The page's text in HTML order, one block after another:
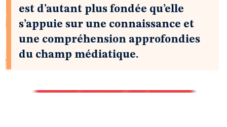
est d’autant plus fondée qu’elle
s’appuie sur une connaissance et
une compréhension approfondies
du champ médiatique.